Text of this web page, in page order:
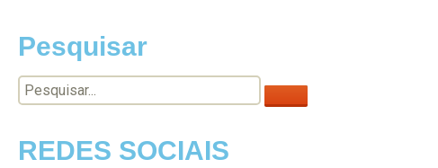
Pesquisar
REDES SOCIAIS